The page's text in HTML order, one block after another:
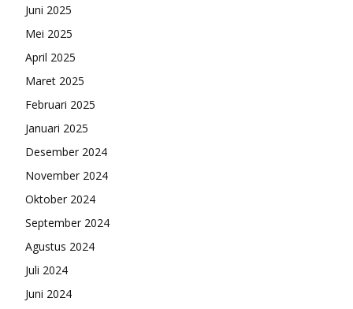
Juni 2025
Mei 2025
April 2025
Maret 2025
Februari 2025
Januari 2025
Desember 2024
November 2024
Oktober 2024
September 2024
Agustus 2024
Juli 2024
Juni 2024